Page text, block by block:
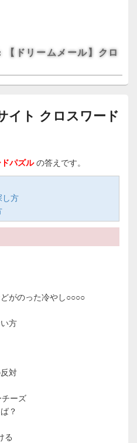
【ドリームメール】クロ
イト クロスワード
パズルの答えです。
し方
がのった冷やし○○○○
方
対
ーズ
？
る